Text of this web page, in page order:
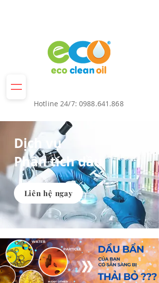
Hotline 24/7: 0988.641.868
Dịch vụ
Phân tích dầu
Liên hệ ngay